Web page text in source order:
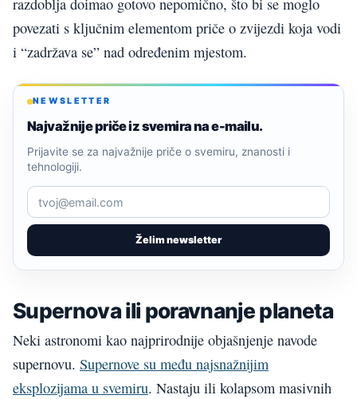
razdoblja doimao gotovo nepomično, što bi se moglo
povezati s ključnim elementom priče o zvijezdi koja vodi
i “zadržava se” nad određenim mjestom.
NEWSLETTER
Najvažnije priče iz svemira na e-mailu.
Želim newsletter
Prijavite se za najvažnije priče o svemiru, znanosti i
tehnologiji.
Supernova ili poravnanje planeta
Neki astronomi kao najprirodnije objašnjenje navode
supernovu. Supernove su među najsnažnijim
eksplozijama u svemiru. Nastaju ili kolapsom masivnih